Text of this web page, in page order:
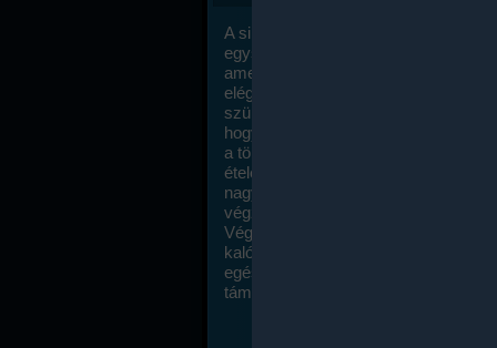
A sikeres fogyás titka valójában igen
egyszerű: égess több energiát, mint
amennyit beviszel. Természetesen
elég nagy fegyelemre és akaraterőre
szükség, de meglepődve fogod
hogy a kalóriaszámolás mennyire
a többi diétához képest. Itt nincsenek
ételek és a megengedett kalóriabevitelt
nagymértékben növelheted ha
végzel.
Végül, de nem utolsó sorban, a
kalóriaszámolás módszerét a legtöbb
egészségügyi szakorvos ajánlja és
támogatja.